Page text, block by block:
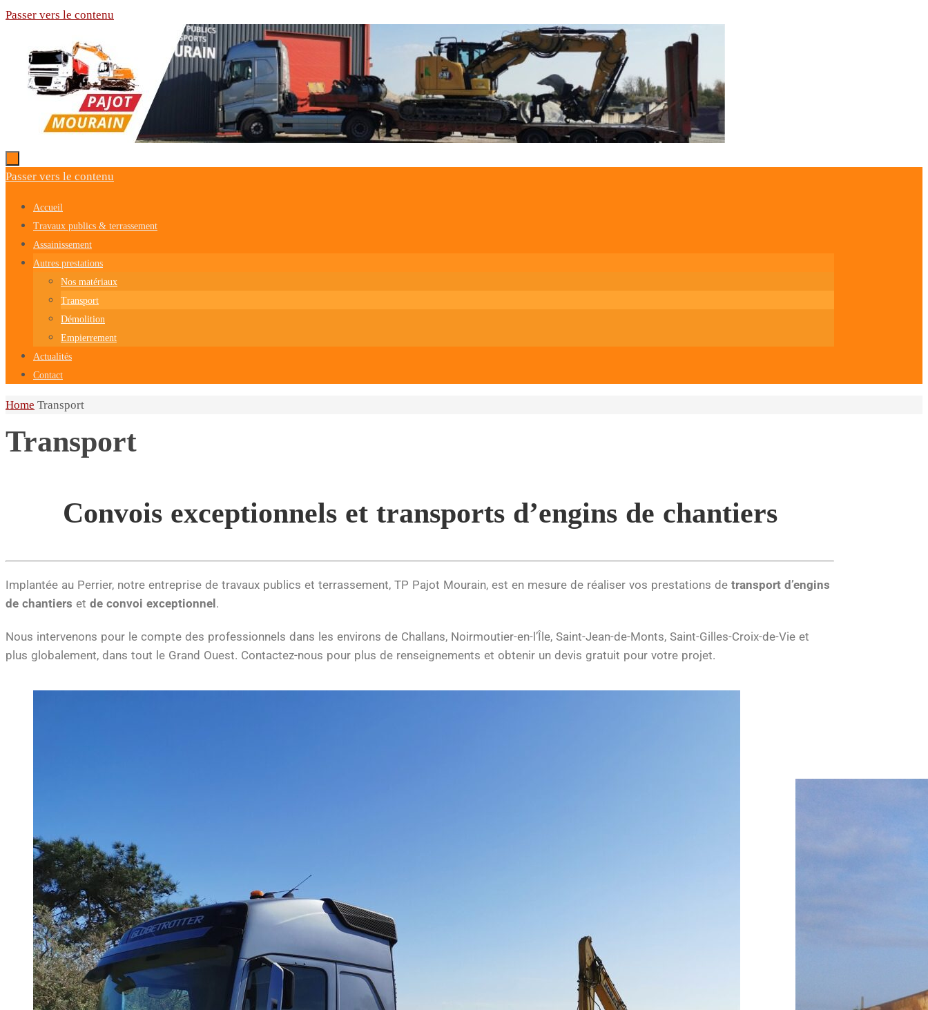
Passer vers le contenu
Passer vers le contenu
Accueil
Travaux publics & terrassement
Assainissement
Autres prestations
Nos matériaux
Transport
Démolition
Empierrement
Actualités
Contact
Home Transport
Transport
Convois exceptionnels et transports d’engins de chantiers
Implantée au Perrier, notre entreprise de travaux publics et terrassement, TP Pajot Mourain, est en mesure de réaliser vos prestations de transport d’engins
de chantiers et de convoi exceptionnel .
Nous intervenons pour le compte des professionnels dans les environs de Challans, Noirmoutier-en-l’Île, Saint-Jean-de-Monts, Saint-Gilles-Croix-de-Vie et
plus globalement, dans tout le Grand Ouest. Contactez-nous pour plus de renseignements et obtenir un devis gratuit pour votre projet.